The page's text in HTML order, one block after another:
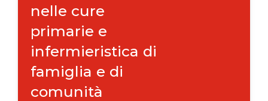
nelle cure
primarie e
infermieristica di
famiglia e di
comunità